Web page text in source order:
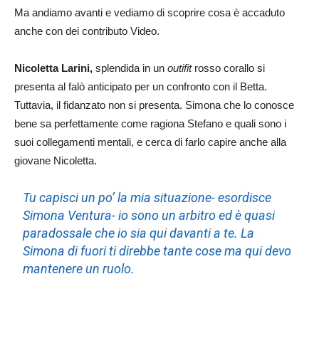
Ma andiamo avanti e vediamo di scoprire cosa è accaduto
anche con dei contributo Video.
Nicoletta Larini, splendida in un outifitrosso corallo si
presenta al falò anticipato per un confronto con il Betta.
Tuttavia, il fidanzato non si presenta. Simona che lo conosce
bene sa perfettamente come ragiona Stefano e quali sono i
suoi collegamenti mentali, e cerca di farlo capire anche alla
giovane Nicoletta.
Tu capisci un po’ la mia situazione- esordisce
Simona Ventura- io sono un arbitro ed è quasi
paradossale che io sia qui davanti a te. La
Simona di fuori ti direbbe tante cose ma qui devo
mantenere un ruolo.